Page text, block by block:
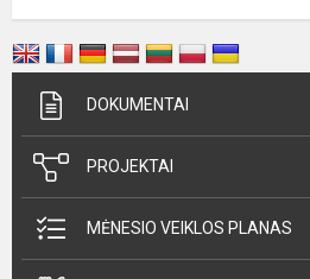
DOKUMENTAI
PROJEKTAI
MĖNESIO VEIKLOS PLANAS